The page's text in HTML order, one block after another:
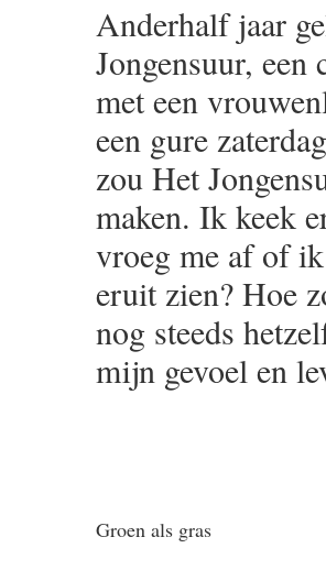
Anderhalf jaar
Jongensuur,
met een
een gure
zou Het
maken. Ik keek
vroeg me af of
eruit zien? Hoe
nog steeds
mijn gevoel en
Groen als gras